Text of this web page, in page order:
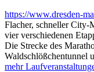
https://www.dresden-
Flacher, schneller
vier verschiedenen
Die Strecke des
Waldschlößchentunnel
mehr